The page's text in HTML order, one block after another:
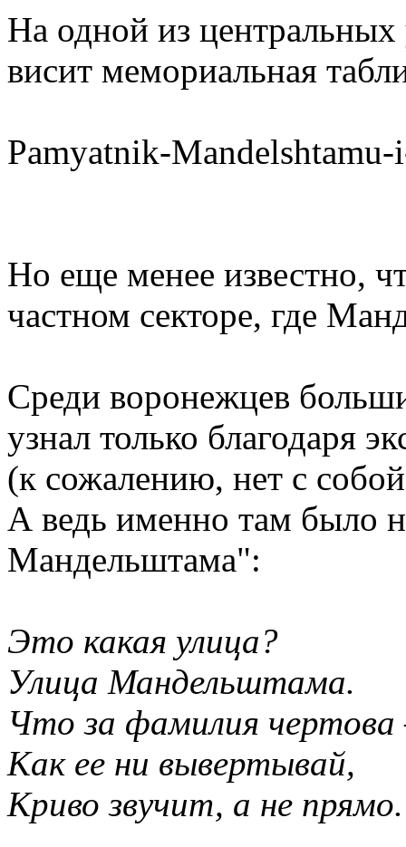
На одной из
висит мемориальная
Pamyatnik-
Но еще менее известно,
частном секторе, где
Среди воронежцев
узнал только благодаря
(к сожалению, нет с
А ведь именно там было
Мандельштама":
Это какая улица?
Улица Мандельштама.
Что за фамилия
Как ее ни вывертывай,
Криво звучит, а не прямо.